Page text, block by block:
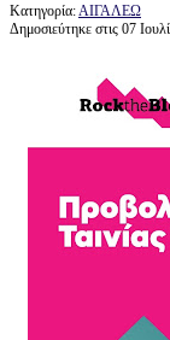
Κατηγορία: ΑΙΓΑΛΕΩ
Δημοσιεύτηκε στις 07